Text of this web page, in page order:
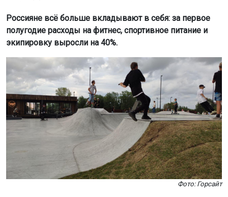
Россияне всё больше вкладывают в себя: за первое
полугодие расходы на фитнес, спортивное питание и
экипировку выросли на 40%.
Фото: Горсайт